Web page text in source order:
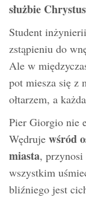
służbie
Student
zstąpieniu do
Ale w
pot miesza się z
ołtarzem, a
Pier Giorgio nie
Wędruje wśród
miasta, przynosi
wszystkim
bliźniego jest